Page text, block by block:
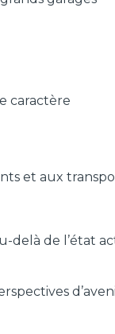
caractère
et aux
delà de